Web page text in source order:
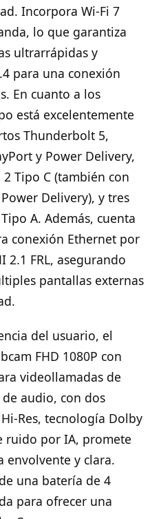
Incorpora Wi-Fi 7
lo que garantiza
ultrarrápidas y
para una conexión
En cuanto a los
está excelentemente
Thunderbolt 5,
y Power Delivery,
Tipo C (también con
Delivery), y tres
A. Además, cuenta
conexión Ethernet por
2.1 FRL, asegurando
pantallas externas
del usuario, el
FHD 1080P con
videollamadas de
audio, con dos
Res, tecnología Dolby
ruido por IA, promete
envolvente y clara.
una batería de 4
para ofrecer una